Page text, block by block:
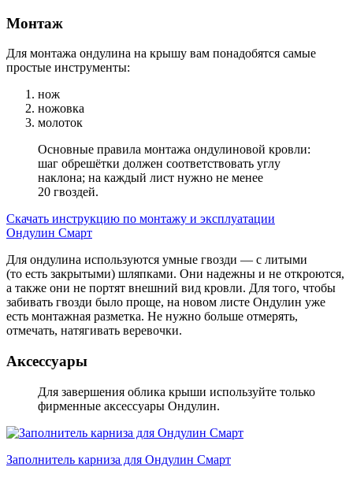
Монтаж
Для монтажа ондулина на крышу вам понадобятся самые
простые инструменты:
нож
ножовка
молоток
Основные правила монтажа ондулиновой кровли:
шаг обрешётки должен соответствовать углу
наклона; на каждый лист нужно не менее
20 гвоздей.
Скачать инструкцию по монтажу и эксплуатации
Ондулин Смарт
Для ондулина используются умные гвозди — с литыми
(то есть закрытыми) шляпками. Они надежны и не откроются,
а также они не портят внешний вид кровли. Для того, чтобы
забивать гвозди было проще, на новом листе Ондулин уже
есть монтажная разметка. Не нужно больше отмерять,
отмечать, натягивать веревочки.
Аксессуары
Для завершения облика крыши используйте только
фирменные аксессуары Ондулин.
Заполнитель карниза для Ондулин Смарт